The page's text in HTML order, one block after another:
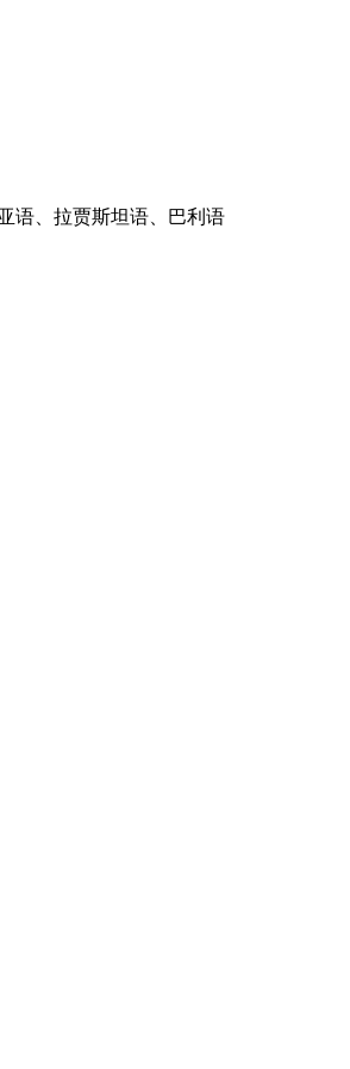
语、拉贾斯坦语、巴利语